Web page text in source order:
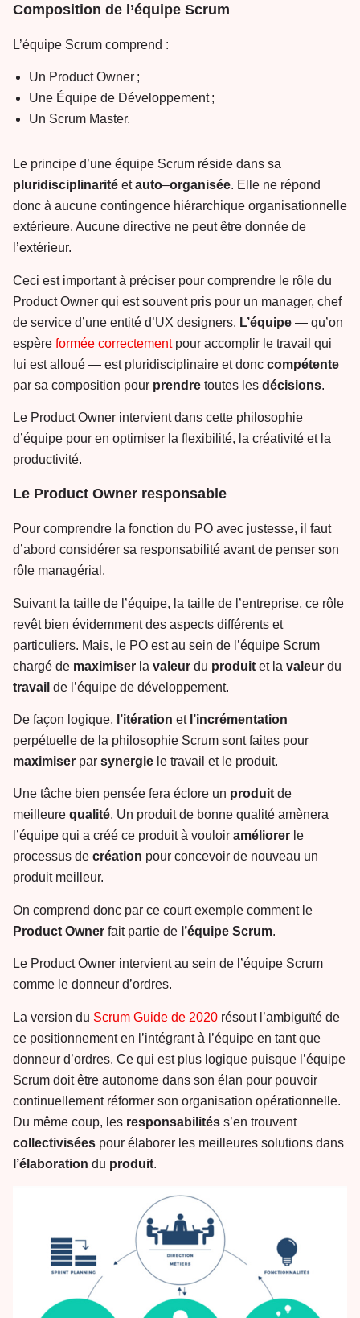
Composition de l’équipe Scrum
L’équipe Scrum comprend :
Un Product Owner ;
Une Équipe de Développement ;
Un Scrum Master.
Le principe d’une équipe Scrum réside dans sa
pluridisciplinarité etauto–organisée. Elle ne répond
donc à aucune contingence hiérarchique organisationnelle
extérieure. Aucune directive ne peut être donnée de
l’extérieur.
Ceci est important à préciser pour comprendre le rôle du
Product Owner qui est souvent pris pour un manager, chef
de service d’une entité d’UX designers. L’équipe — qu’on
espère formée correctementpour accomplir le travail qui
lui est alloué — est pluridisciplinaire et donc compétente
par sa composition pour prendre toutes les décisions.
Le Product Owner intervient dans cette philosophie
d’équipe pour en optimiser la flexibilité, la créativité et la
productivité.
Le Product Owner responsable
Pour comprendre la fonction du PO avec justesse, il faut
d’abord considérer sa responsabilité avant de penser son
rôle managérial.
Suivant la taille de l’équipe, la taille de l’entreprise, ce rôle
revêt bien évidemment des aspects différents et
particuliers. Mais, le PO est au sein de l’équipe Scrum
chargé de maximiser la valeur du produit et la valeur du
travail de l’équipe de développement.
De façon logique, l’itération et l’incrémentation
perpétuelle de la philosophie Scrum sont faites pour
maximiser par synergie le travail et le produit.
Une tâche bien pensée fera éclore un produit de
meilleure qualité. Un produit de bonne qualité amènera
l’équipe qui a créé ce produit à vouloir améliorer le
processus de création pour concevoir de nouveau un
produit meilleur.
On comprend donc par ce court exemple comment le
Product Owner fait partie de l’équipe Scrum.
Le Product Owner intervient au sein de l’équipe Scrum
comme le donneur d’ordres.
La version du Scrum Guide de 2020 résout l’ambiguïté de
ce positionnement en l’intégrant à l’équipe en tant que
donneur d’ordres. Ce qui est plus logique puisque l’équipe
Scrum doit être autonome dans son élan pour pouvoir
continuellement réformer son organisation opérationnelle.
Du même coup, les responsabilités s’en trouvent
collectivisées pour élaborer les meilleures solutions dans
l’élaboration du produit.